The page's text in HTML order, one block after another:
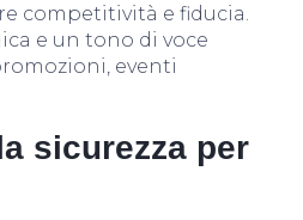
competitività e fiducia.
e un tono di voce
eventi
sicurezza per